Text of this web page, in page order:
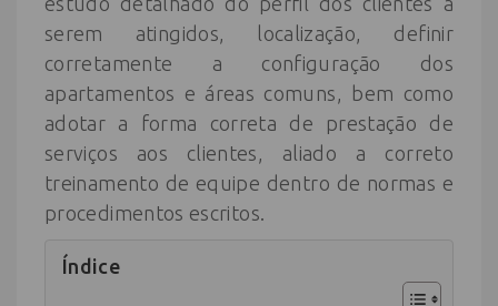
serem atingidos, localização, definir
corretamente a configuração dos
apartamentos e áreas comuns, bem como
adotar a forma correta de prestação de
serviços aos clientes, aliado a correto
treinamento de equipe dentro de normas e
procedimentos escritos.
Índice